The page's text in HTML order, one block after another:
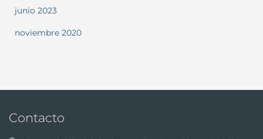
junio 2023
noviembre 2020
Contacto